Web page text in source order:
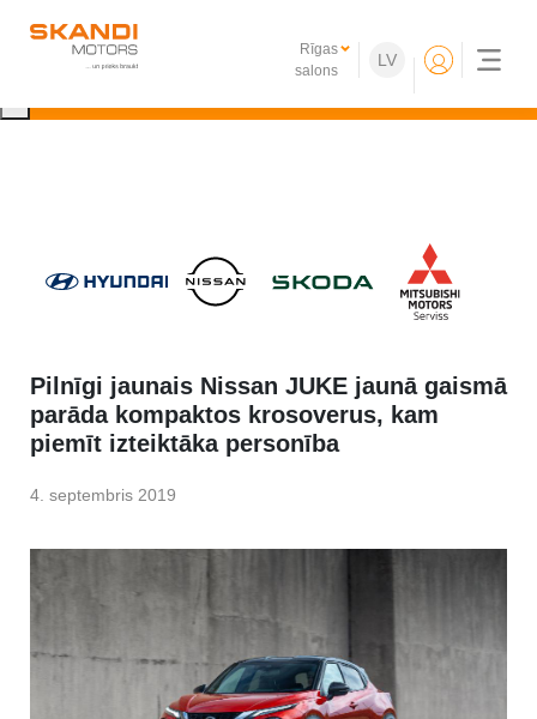
Rīgas
salons
LV
Uzzini vairāk
Pilnīgi jaunais Nissan JUKE jaunā gaismā
parāda kompaktos krosoverus, kam
piemīt izteiktāka personība
4. septembris 2019